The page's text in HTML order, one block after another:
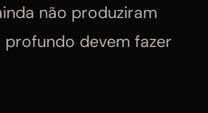
não produziram
devem fazer